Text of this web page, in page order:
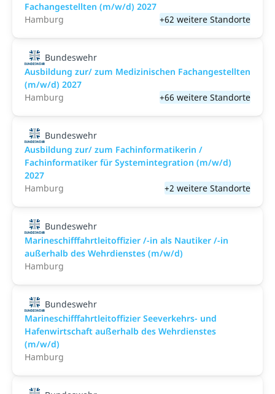
Fachangestellten (m/w/d) 2027
Hamburg
+62 weitere Standorte
Bundeswehr
Ausbildung zur/ zum Medizinischen Fachangestellten
(m/w/d) 2027
Hamburg
+66 weitere Standorte
Bundeswehr
Ausbildung zur/ zum Fachinformatikerin /
Fachinformatiker für Systemintegration (m/w/d)
2027
Hamburg
+2 weitere Standorte
Bundeswehr
Marineschifffahrtleitoffizier /-in als Nautiker /-in
außerhalb des Wehrdienstes (m/w/d)
Hamburg
Bundeswehr
Marineschifffahrtleitoffizier Seeverkehrs- und
Hafenwirtschaft außerhalb des Wehrdienstes
(m/w/d)
Hamburg